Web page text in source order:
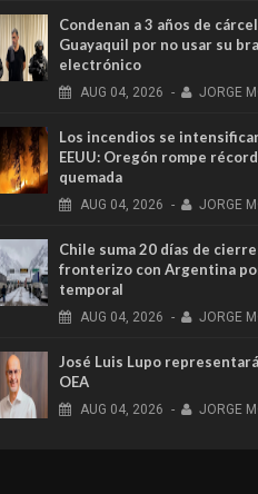
Condenan a 3 años de
Guayaquil por no usar su
electrónico
AUG 04, 2026 - JORGE
Los incendios se
EEUU: Oregón rompe
quemada
AUG 04, 2026 - JORGE
Chile suma 20 días de
fronterizo con Argentina
temporal
AUG 04, 2026 - JORGE
José Luis Lupo
OEA
AUG 04, 2026 - JORGE